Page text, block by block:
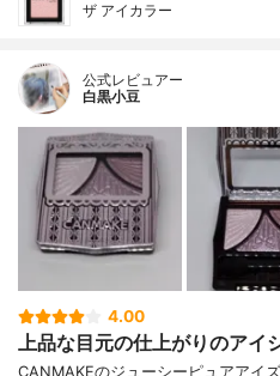
ザ アイカラー
公式レビュアー
白黒小豆
4.00
上品な目元の仕上がりのアイ
CANMAKEのジューシーピュアアイ